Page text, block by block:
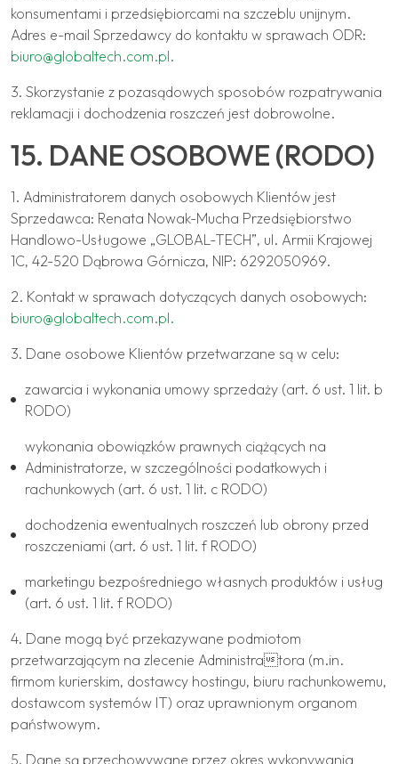
konsumentami i przedsiębiorcami na szczeblu unijnym.
Adres e-mail Sprzedawcy do kontaktu w sprawach ODR:
biuro@globaltech.com.pl.
3. Skorzystanie z pozasądowych sposobów rozpatrywania
reklamacji i dochodzenia roszczeń jest dobrowolne.
15. DANE OSOBOWE (RODO)
1. Administratorem danych osobowych Klientów jest
Sprzedawca: Renata Nowak-Mucha Przedsiębiorstwo
Handlowo-Usługowe „GLOBAL-TECH”, ul. Armii Krajowej
1C, 42-520 Dąbrowa Górnicza, NIP: 6292050969.
2. Kontakt w sprawach dotyczących danych osobowych:
biuro@globaltech.com.pl.
3. Dane osobowe Klientów przetwarzane są w celu:
zawarcia i wykonania umowy sprzedaży (art. 6 ust. 1 lit. b
RODO)
wykonania obowiązków prawnych ciążących na
Administratorze, w szczególności podatkowych i
rachunkowych (art. 6 ust. 1 lit. c RODO)
dochodzenia ewentualnych roszczeń lub obrony przed
roszczeniami (art. 6 ust. 1 lit. f RODO)
marketingu bezpośredniego własnych produktów i usług
(art. 6 ust. 1 lit. f RODO)
4. Dane mogą być przekazywane podmiotom
przetwarzającym na zlecenie Administratora (m.in.
firmom kurierskim, dostawcy hostingu, biuru rachunkowemu,
dostawcom systemów IT) oraz uprawnionym organom
państwowym.
5. Dane są przechowywane przez okres wykonywania